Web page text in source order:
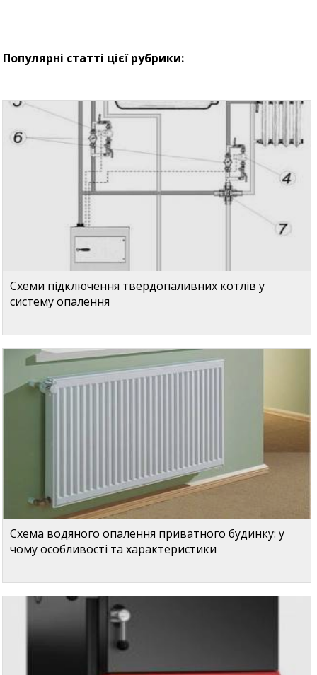
Популярні статті цієї рубрики:
Схеми підключення твердопаливних котлів у
систему опалення
Схема водяного опалення приватного будинку: у
чому особливості та характеристики